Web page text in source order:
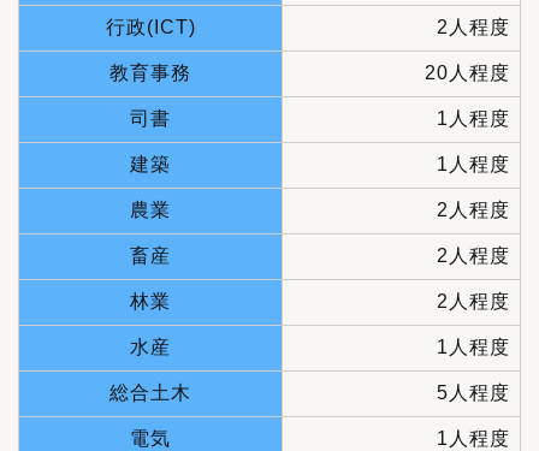
行政(ICT) 2人程度
教育事務 20人程度
司書 1人程度
建築 1人程度
農業 2人程度
畜産 2人程度
林業 2人程度
水産 1人程度
総合土木 5人程度
電気 1人程度